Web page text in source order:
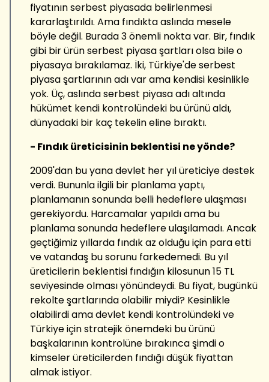
fiyatının serbest piyasada belirlenmesi
kararlaştırıldı. Ama fındıkta aslında mesele
böyle değil. Burada 3 önemli nokta var. Bir, fındık
gibi bir ürün serbest piyasa şartları olsa bile o
piyasaya bırakılamaz. İki, Türkiye'de serbest
piyasa şartlarının adı var ama kendisi kesinlikle
yok. Üç, aslında serbest piyasa adı altında
hükümet kendi kontrolündeki bu ürünü aldı,
dünyadaki bir kaç tekelin eline bıraktı.
- Fındık üreticisinin beklentisi ne yönde?
2009'dan bu yana devlet her yıl üreticiye destek
verdi. Bununla ilgili bir planlama yaptı,
planlamanın sonunda belli hedeflere ulaşması
gerekiyordu. Harcamalar yapıldı ama bu
planlama sonunda hedeflere ulaşılamadı. Ancak
geçtiğimiz yıllarda fındık az olduğu için para etti
ve vatandaş bu sorunu farkedemedi. Bu yıl
üreticilerin beklentisi fındığın kilosunun 15 TL
seviyesinde olması yönündeydi. Bu fiyat, bugünkü
rekolte şartlarında olabilir miydi? Kesinlikle
olabilirdi ama devlet kendi kontrolündeki ve
Türkiye için stratejik önemdeki bu ürünü
başkalarının kontrolüne bırakınca şimdi o
kimseler üreticilerden fındığı düşük fiyattan
almak istiyor.